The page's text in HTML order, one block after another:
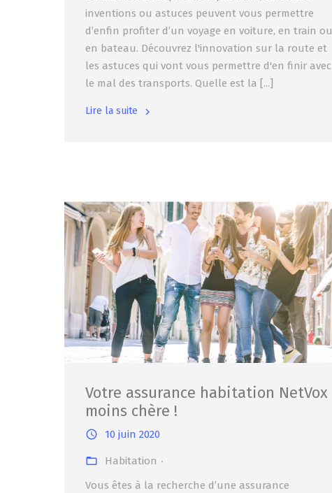
inventions ou astuces peuvent vous permettre
d’enfin profiter d’un voyage en voiture, en train ou
en bateau. Découvrez l'innovation sur la route et
les astuces qui vont vous permettre d'en finir avec
le mal des transports. Quelle est la [...]
Lire la suite
Votre assurance habitation NetVox
moins chère !
10 juin 2020
Habitation
Vous êtes à la recherche d’une assurance